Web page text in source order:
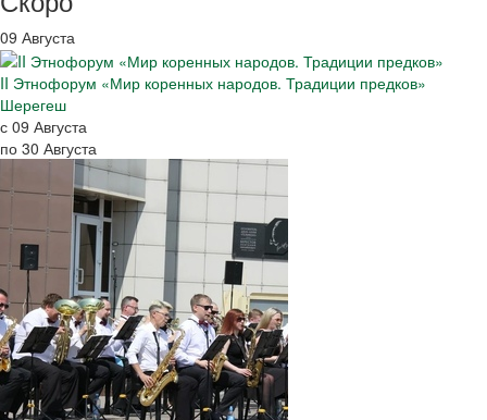
09 Августа
II Этнофорум «Мир коренных народов. Традиции предков»
Шерегеш
с 09 Августа
по 30 Августа